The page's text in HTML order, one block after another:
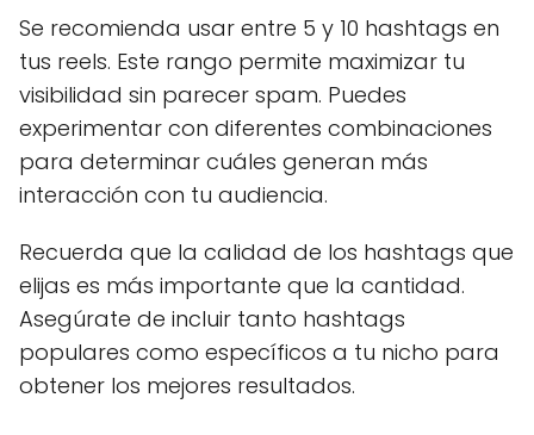
Se recomienda usar entre 5 y 10 hashtags en
tus reels. Este rango permite maximizar tu
visibilidad sin parecer spam. Puedes
experimentar con diferentes combinaciones
para determinar cuáles generan más
interacción con tu audiencia.
Recuerda que la calidad de los hashtags que
elijas es más importante que la cantidad.
Asegúrate de incluir tanto hashtags
populares como específicos a tu nicho para
obtener los mejores resultados.